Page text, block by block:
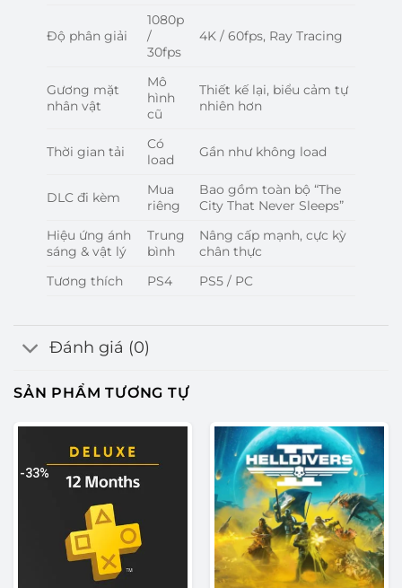
Độ phân giải
1080p
/
30fps
4K / 60fps, Ray Tracing
Gương mặt
nhân vật
Mô
hình
cũ
Thiết kế lại, biểu cảm tự
nhiên hơn
Thời gian tải
Có
load
Gần như không load
DLC đi kèm
Mua
riêng
Bao gồm toàn bộ “The
City That Never Sleeps”
Hiệu ứng ánh
sáng & vật lý
Trung
bình
Nâng cấp mạnh, cực kỳ
chân thực
Tương thích
PS4 PS5 / PC
Đánh giá (0)
SẢN PHẨM TƯƠNG TỰ
-33%